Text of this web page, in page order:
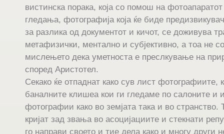
вистинска порака, која со помош на
гледања, фотографија која ќе биде
за разлика од документот и кичот, се доживува
метафизички, ментално и субјективно, а тоа не
мислењето дека уметноста е преслкување на
според Аристотел.
Секако ќе отпаднат како сув лист фотографиите,
баналните клишеа кои ги гледаме по салоните и
фотографии како во земјата така и во
кријат зад звања во асоцијациите и стекнати
го направи своето и тие дела како и многу други